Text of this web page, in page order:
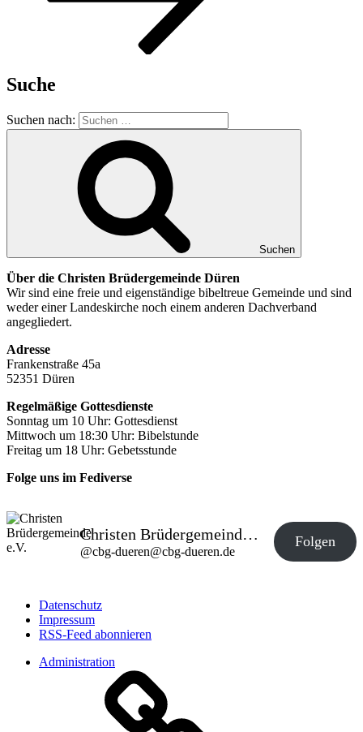
Suche
Suchen nach:
Suchen
Über die Christen Brüdergemeinde Düren
Wir sind eine freie und eigenständige bibeltreue Gemeinde und sind
weder einer Landeskirche noch einem anderen Dachverband
angegliedert.
Adresse
Frankenstraße 45a
52351 Düren
Regelmäßige Gottesdienste
Sonntag um 10 Uhr: Gottesdienst
Mittwoch um 18:30 Uhr: Bibelstunde
Freitag um 18 Uhr: Gebetsstunde
Folge uns im Fediverse
Christen Brüdergemeinde e.V.
@cbg-dueren@cbg-dueren.de
Folgen
Datenschutz
Impressum
RSS-Feed abonnieren
Administration